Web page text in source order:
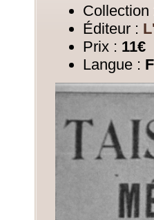
Collection
Éditeur :
Prix : 11€
Langue :